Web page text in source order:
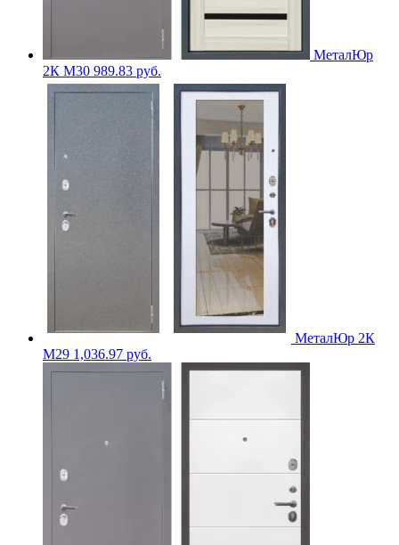
МеталЮр
2К M30 989.83 руб.
МеталЮр 2К
M29 1,036.97 руб.